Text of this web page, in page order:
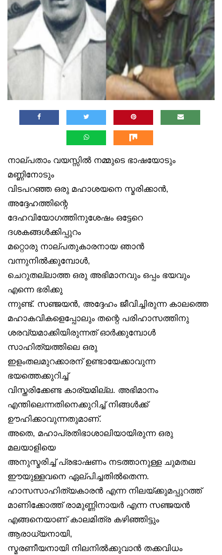
നാല്പതാം വയസ്സിൽ നമ്മുടെ ഭാഷയോടും
മണ്ണിനോടും
വിടപറഞ്ഞ ഒരു മഹാശയനെ സ്മരിക്കാൻ,
അദ്ദേഹത്തിന്റെ
ദേഹവിയോഗത്തിനുശേഷം ഒട്ടേറെ
ദശകങ്ങൾക്കിപ്പുറം
മറ്റൊരു നാല്പതുകാരനായ ഞാൻ
വന്നുനിൽക്കുമ്പോൾ,
ചെറുതല്ലാത്ത ഒരു അഭിമാനവും ഒപ്പം ഭയവും
എന്നെ ഭരിക്കു
ന്നുണ്ട്. സഞ്ജയൻ, അദ്ദേഹം ജീവിച്ചിരുന്ന കാലത്തെ
മഹാകവികളെപ്പോലും തന്റെ പരിഹാസത്തിനു
ശരവ്യമാക്കിയിരുന്നത് ഓർക്കുമ്പോൾ
സാഹിത്യത്തിലെ ഒരു
ഇളംതലമുറക്കാരന് ഉണ്ടായേക്കാവുന്ന
ഭയത്തെക്കുറിച്ച്
വിസ്തരിക്കേണ്ട കാര്യമില്ല. അഭിമാനം
എന്തിലെന്നതിനെക്കുറിച്ച് നിങ്ങൾക്ക്
ഊഹിക്കാവുന്നതുമാണ്.
അതെ, മഹാപ്രതിഭാശാലിയായിരുന്ന ഒരു
മലയാളിയെ
അനുസ്മരിച്ച് പ്രഭാഷണം നടത്താനുള്ള ചുമതല
ഈയുള്ളവനെ ഏല്പിച്ചതിൽതെന്ന.
ഹാസസാഹിത്യകാരൻ എന്ന നിലയ്ക്കുമപ്പുറത്ത്
മാണിക്കോത്ത് രാമുണ്ണിനായർ എന്ന സഞ്ജയൻ
എങ്ങനെയാണ് കാലമിത്ര കഴിഞ്ഞിട്ടും
ആരാധ്യനായി,
സ്മരണീയനായി നിലനിൽക്കുവാൻ തക്കവിധം